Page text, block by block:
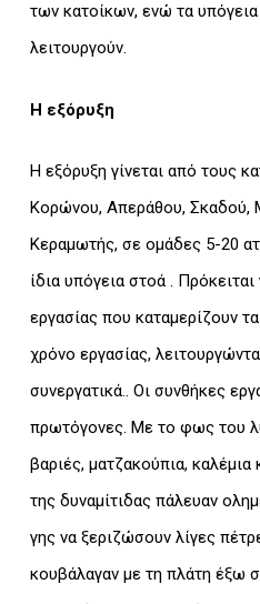
των κατοίκων, ενώ τα
λειτουργούν.
Η εξόρυξη
Η εξόρυξη γίνεται από τους
Κορώνου, Απεράθου, Σκαδού,
Κεραμωτής, σε ομάδες 5-20
ίδια υπόγεια στοά .
εργασίας που καταμερίζουν
χρόνο εργασίας,
συνεργατικά.. Οι συνθήκες
πρωτόγονες. Με το φως του
βαριές, ματζακούπια, καλέμια
της δυναμίτιδας πάλευαν
γης να ξεριζώσουν λίγες
κουβάλαγαν με τη πλάτη έξω